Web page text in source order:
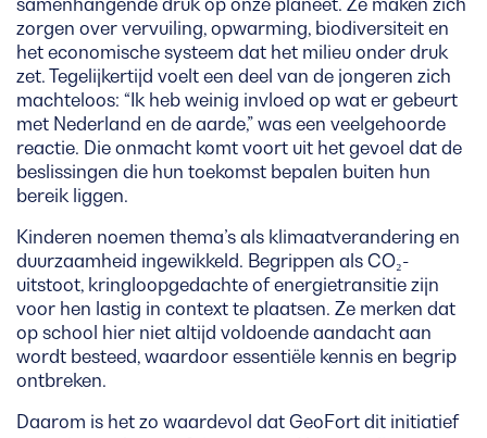
samenhangende druk op onze planeet. Ze maken zich
zorgen over vervuiling, opwarming, biodiversiteit en
het economische systeem dat het milieu onder druk
zet. Tegelijkertijd voelt een deel van de jongeren zich
machteloos: “Ik heb weinig invloed op wat er gebeurt
met Nederland en de aarde,” was een veelgehoorde
reactie. Die onmacht komt voort uit het gevoel dat de
beslissingen die hun toekomst bepalen buiten hun
bereik liggen.
Kinderen noemen thema’s als klimaatverandering en
duurzaamheid ingewikkeld. Begrippen als CO₂-
uitstoot, kringloopgedachte of energietransitie zijn
voor hen lastig in context te plaatsen. Ze merken dat
op school hier niet altijd voldoende aandacht aan
wordt besteed, waardoor essentiële kennis en begrip
ontbreken.
Daarom is het zo waardevol dat GeoFort dit initiatief